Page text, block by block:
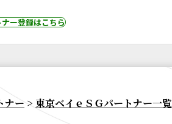
ー登録はこちら
ナー > 東京ベイｅＳＧパートナー一覧